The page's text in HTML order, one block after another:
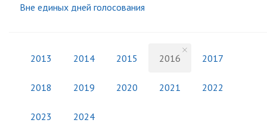
Вне единых дней голосования
2013 2014 2015 2016 2017
2018 2019 2020 2021 2022
2023 2024